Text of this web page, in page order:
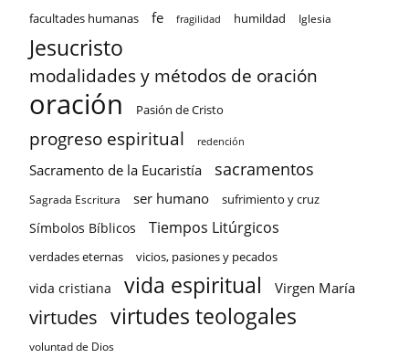
facultades humanas fe fragilidad humildad Iglesia
Jesucristo
modalidades y métodos de oración
oración Pasión de Cristo
progreso espiritual redención
Sacramento de la Eucaristía sacramentos
Sagrada Escritura ser humano sufrimiento y cruz
Símbolos Bíblicos Tiempos Litúrgicos
verdades eternas vicios, pasiones y pecados
vida cristiana vida espiritual Virgen María
virtudes virtudes teologales
voluntad de Dios